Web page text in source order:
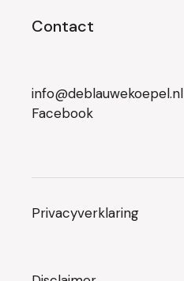
Contact
info@deblauwekoepel.nl
Facebook
Privacyverklaring